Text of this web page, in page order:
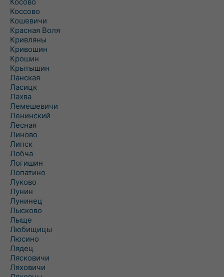
Коссово
Кошевичи
Красная Воля
Кривляны
Кривошин
Крошин
Крытышин
Ланская
Ласицк
Лахва
Лемешевичи
Ленинский
Лесная
Линово
Липск
Лобча
Логишин
Лопатино
Луково
Лунин
Лунинец
Лысково
Лыще
Любищицы
Люсино
Лядец
Лясковичи
Ляховичи